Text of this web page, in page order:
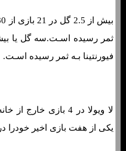
فیورنتینا بـه ثمر رسیده اسـت.
یکی از هفت بازی اخیر خودرا